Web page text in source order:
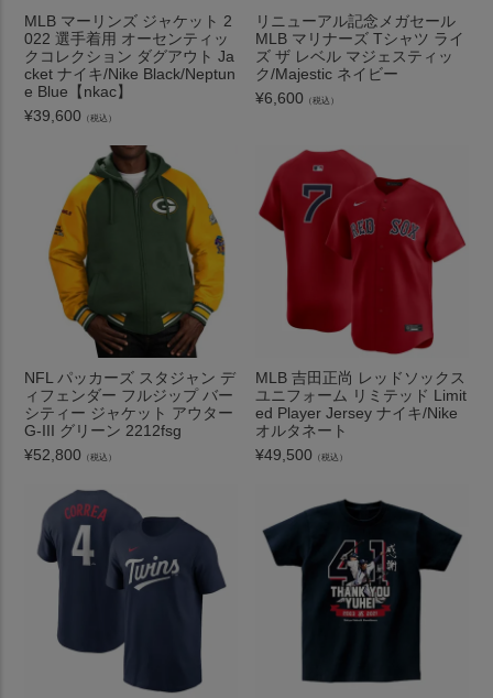
MLB マーリンズ ジャケット 2
022 選手着用 オーセンティッ
クコレクション ダグアウト Ja
cket ナイキ/Nike Black/Neptun
e Blue【nkac】
¥39,600 （税込）
リニューアル記念メガセール
MLB マリナーズ Tシャツ ライ
ズ ザ レベル マジェスティッ
ク/Majestic ネイビー
¥6,600 （税込）
NFL パッカーズ スタジャン デ
ィフェンダー フルジップ バー
シティー ジャケット アウター
G-III グリーン 2212fsg
¥52,800 （税込）
MLB 吉田正尚 レッドソックス
ユニフォーム リミテッド Limit
ed Player Jersey ナイキ/Nike
オルタネート
¥49,500 （税込）